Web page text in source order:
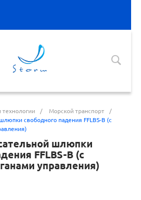
технологии / Морской транспорт
/
свободного падения FFLBS-B (с
шлюпки
FFLBS-B (с
управления)